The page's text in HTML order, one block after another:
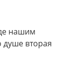
нашим
вторая